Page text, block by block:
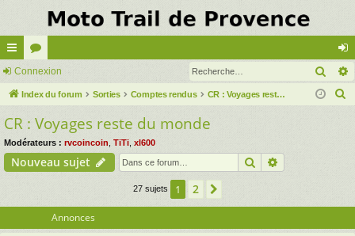
cc
ès
ra
pi
de
or
u
m
s
on
ne
Connexion
Index du forum Sorties Comptes rendus CR : Voyages reste du monde
CR : Voyages reste du monde
Modérateurs : rvcoincoin TiTi xl600
Nouveau sujet Rechercher
27 sujets 1 2
Annonces